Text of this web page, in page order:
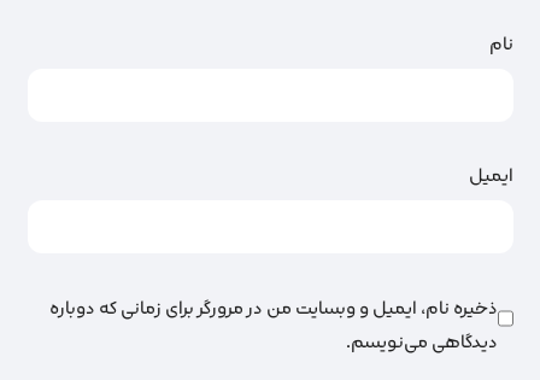
نام
ایمیل
ذخیره نام، ایمیل و وبسایت من در مرورگر برای زمانی که دوباره
دیدگاهی می‌نویسم.